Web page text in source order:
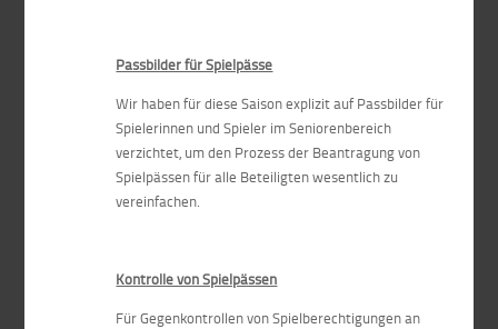
Passbilder für Spielpässe
Wir haben für diese Saison explizit auf Passbilder für
Spielerinnen und Spieler im Seniorenbereich
verzichtet, um den Prozess der Beantragung von
Spielpässen für alle Beteiligten wesentlich zu
vereinfachen.
Kontrolle von Spielpässen
Für Gegenkontrollen von Spielberechtigungen an